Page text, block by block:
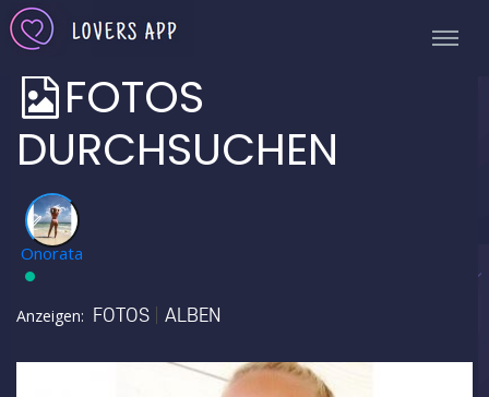
FOTOS
DURCHSUCHEN
✅
Onorata
Anzeigen: FOTOS ALBEN